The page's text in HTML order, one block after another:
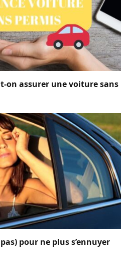
on assurer une voiture sans
pour ne plus s’ennuyer